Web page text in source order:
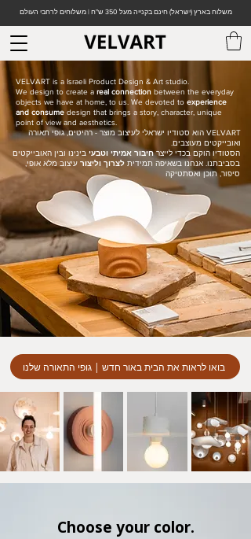
משלוח בארץ (ישראל) חינם בקנייה מעל 350 ש"ח | משלוחים לרחבי העולם
VELVART is a Israeli Product Design & Art studio.
We design to create a real connection between the everyday
objects we have at home, to us. We devoted to experience
and consume design that brings a story, character, unique
point of view and aesthetics.
VELVART הוא סטודיו ישראלי לעיצוב מוצר - רהיטים, גופי תאורה
ואובייקטים מעוצבים.
הסטודיו הוקם בכדי לייצרחיבור אמיתי וטבעי בינינו ובין האובייקטים
בסביבתנו. אנחנו בשאיפה תמידית לצרוך וליצור עיצוב מלא אופי,
סיפור, תוכן ואסתטיקה
בואו לראות את הבית באור חדש | גופי התאורה שלנו
Choose your color.